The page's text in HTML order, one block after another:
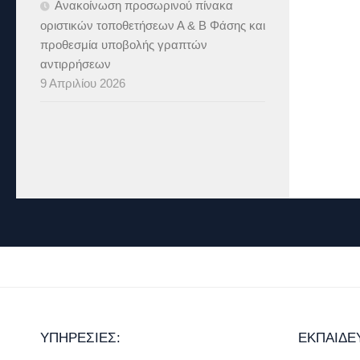
Ανακοίνωση προσωρινού πίνακα
οριστικών τοποθετήσεων Α & B Φάσης και
προθεσμία υποβολής γραπτών
αντιρρήσεων
9 Απριλίου 2026
ΥΠΗΡΕΣΊΕΣ: